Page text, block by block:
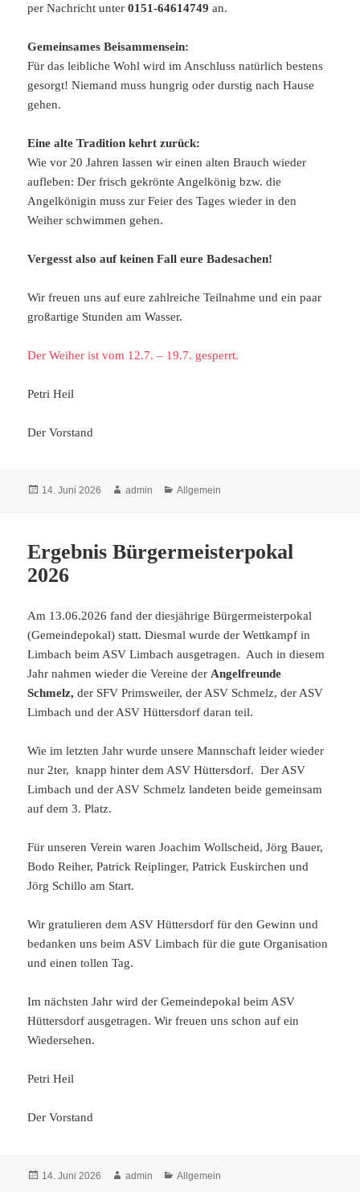
per Nachricht unter0151-64614749 an.
Gemeinsames Beisammensein:
Für das leibliche Wohl wird im Anschluss natürlich bestens
gesorgt! Niemand muss hungrig oder durstig nach Hause
gehen.
Eine alte Tradition kehrt zurück:
Wie vor 20 Jahren lassen wir einen alten Brauch wieder
aufleben: Der frisch gekrönte Angelkönig bzw. die
Angelkönigin muss zur Feier des Tages wieder in den
Weiher schwimmen gehen.
Vergesst also auf keinen Fall eure Badesachen!
Wir freuen uns auf eure zahlreiche Teilnahme und ein paar
großartige Stunden am Wasser.
Der Weiher ist vom 12.7. – 19.7. gesperrt.
Petri Heil
Der Vorstand
Veröffentlicht
14. Juni 2026 Autor
admin Kategorien
Allgemein
Ergebnis Bürgermeisterpokal
2026
Am 13.06.2026 fand der diesjährige Bürgermeisterpokal
(Gemeindepokal) statt. Diesmal wurde der Wettkampf in
Limbach beim ASV Limbach ausgetragen. Auch in diesem
Jahr nahmen wieder die Vereine der Angelfreunde
Schmelz, der SFV Primsweiler, der ASV Schmelz, der ASV
Limbach und der ASV Hüttersdorf daran teil.
Wie im letzten Jahr wurde unsere Mannschaft leider wieder
nur 2ter, knapp hinter dem ASV Hüttersdorf. Der ASV
Limbach und der ASV Schmelz landeten beide gemeinsam
auf dem 3. Platz.
Für unseren Verein waren Joachim Wollscheid, Jörg Bauer,
Bodo Reiher, Patrick Reiplinger, Patrick Euskirchen und
Jörg Schillo am Start.
Wir gratulieren dem ASV Hüttersdorf für den Gewinn und
bedanken uns beim ASV Limbach für die gute Organisation
und einen tollen Tag.
Im nächsten Jahr wird der Gemeindepokal beim ASV
Hüttersdorf ausgetragen. Wir freuen uns schon auf ein
Wiedersehen.
Petri Heil
Der Vorstand
Veröffentlicht
14. Juni 2026 Autor
admin Kategorien
Allgemein